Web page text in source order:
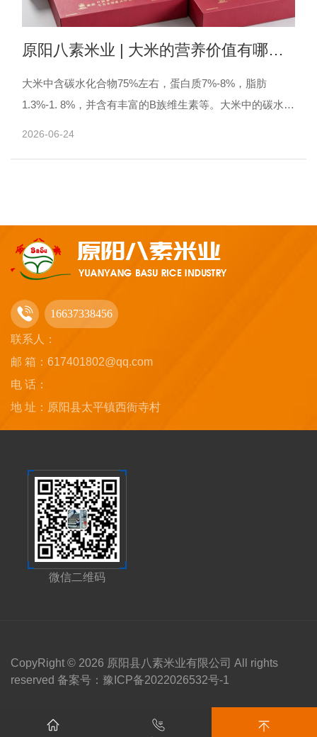
原阳八素米业 | 大米的营养价值有哪
大米中含碳水化合物75%左右，蛋白质7%-8%，脂肪
1.3%-1. 8%，并含有丰富的B族维生素等。大米中的碳水化
2026-06-24
16637338456
联系人：
邮 箱：617401802@qq.com
电 话：
地 址：原阳县太平镇西衙寺村
微信二维码
CopyRight © 2026 原阳县八素米业有限公司 All rights
reserved 备案号： 豫ICP备2022026532号-1